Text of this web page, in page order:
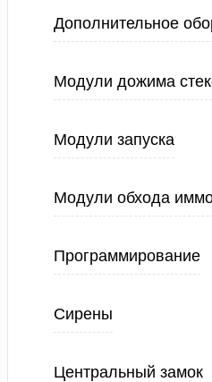
Дополнительное
Модули дожима
Модули запуска
Модули обхода
Программирование
Сирены
Центральный замок